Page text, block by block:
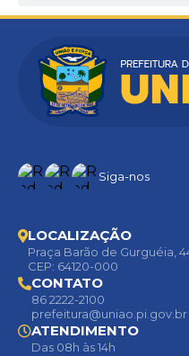
Siga-nos
LOCALIZAÇÃO
Praça Barão de Gurguéia,
CEP: 64120-000
CONTATO
86 2222-2100
prefeitura@uniao.pi.gov.br
ATENDIMENTO
Das 08h às 14h